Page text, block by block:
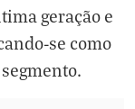
geração e
se como